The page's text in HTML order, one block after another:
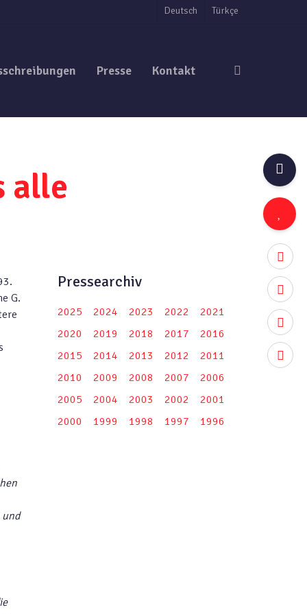
twitter
Deutsch Türkçe
Presse Kontakt
alle
G.
Pressearchiv
2025 2024 2023 2022
2021
2020
2019 2018 2017
2016
2015
2014 2013 2012
2011
2010
2009 2008 2007
2006
2005
2004 2003 2002
2001
2000
1999 1998 1997 1996